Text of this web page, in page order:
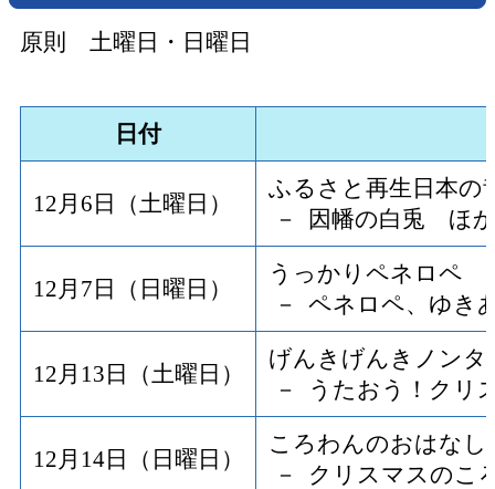
原則 土曜日・日曜日
日付
12月6日（土曜日）
ふるさと再生日本の
－ 因幡の白兎 ほ
12月7日（日曜日）
うっかりペネロペ
－ ペネロペ、ゆ
12月13日（土曜日）
げんきげんきノンタ
－ うたおう！クリ
12月14日（日曜日）
ころわんのおはなし
－ クリスマスの